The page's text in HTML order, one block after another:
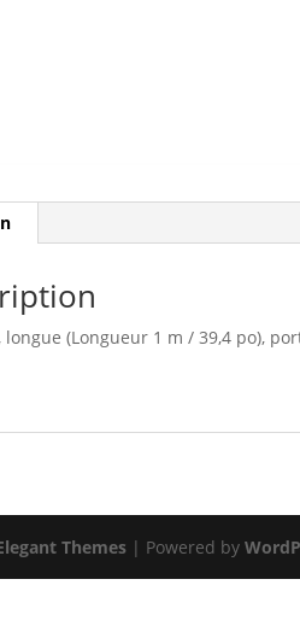
longue (Longueur 1 m / 39,4 po),
Themes | Powered by